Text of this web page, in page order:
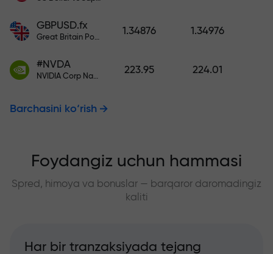
GBPUSD.fx
Great Britain Pound vs US Dollar
1.34876 1.34976
#NVDA
NVIDIA Corp Nasdaq Stock Exchange (Nasdaq) USD
223.95 224.01
Barchasini ko‘rish
Foydangiz uchun hammasi
Spred, himoya va bonuslar — barqaror daromadingiz
kaliti
Har bir tranzaksiyada tejang